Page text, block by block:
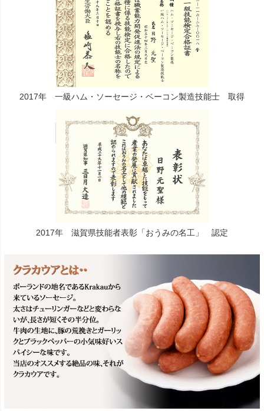
2017年 一級ハム・ソーセージ・ベーコン製造技能士 取得
2017年 滋賀県技能者表彰「おうみの名工」 認定